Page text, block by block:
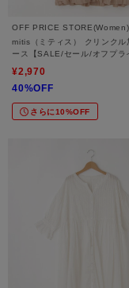
OFF PRICE STORE(Women)
mitis（ミティス） クリンクル
ース【SALE/セール/オフプラ
ュアル/デイリー/トレンド/ゆっ
¥2,970
40%OFF
さらに10%OFF